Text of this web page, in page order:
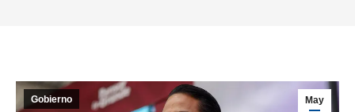
May
Gobierno